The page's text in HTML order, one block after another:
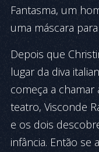
Fantasma, um
uma máscara
Depois que
lugar da diva
começa a
teatro, Visconde
e os dois
infância. Então se